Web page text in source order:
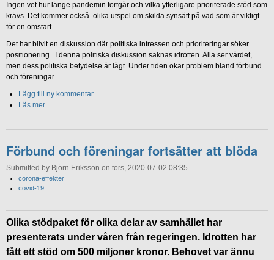
Ingen vet hur länge pandemin fortgår och vilka ytterligare prioriterade stöd som
krävs. Det kommer också olika utspel om skilda synsätt på vad som är viktigt
för en omstart.
Det har blivit en diskussion där politiska intressen och prioriteringar söker
positionering. I denna politiska diskussion saknas idrotten. Alla ser värdet,
men dess politiska betydelse är lågt. Under tiden ökar problem bland förbund
och föreningar.
Lägg till ny kommentar
Läs mer
Förbund och föreningar fortsätter att blöda
Submitted by Björn Eriksson on tors, 2020-07-02 08:35
corona-effekter
covid-19
Olika stödpaket för olika delar av samhället har
presenterats under våren från regeringen. Idrotten har
fått ett stöd om 500 miljoner kronor. Behovet var ännu